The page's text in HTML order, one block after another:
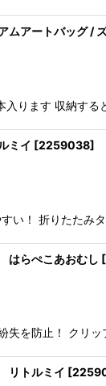
ムアートバッグ /
入ります 収納す
ミイ [2259038]
い！ 折りたたみ
はらぺこあおむし [
失を防止！ クリ
リトルミイ [